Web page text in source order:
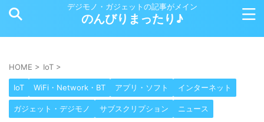
デジモノ・ガジェットの記事がメイン
のんびりまったり♪
HOME > IoT >
IoT WiFi・Network・BT アプリ・ソフト インターネット
ガジェット・デジモノ サブスクリプション ニュース